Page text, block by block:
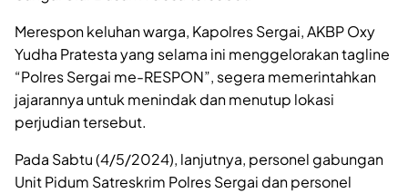
Merespon keluhan warga, Kapolres Sergai, AKBP Oxy
Yudha Pratesta yang selama ini menggelorakan tagline
“Polres Sergai me-RESPON”, segera memerintahkan
jajarannya untuk menindak dan menutup lokasi
perjudian tersebut.
Pada Sabtu (4/5/2024), lanjutnya, personel gabungan
Unit Pidum Satreskrim Polres Sergai dan personel